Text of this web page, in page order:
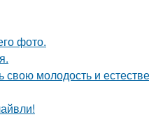
фото.
молодость и